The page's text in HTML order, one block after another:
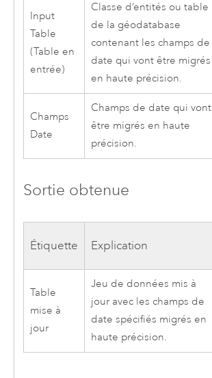
Input
Table
(Table en
entrée)
Classe d’entités ou table
de la géodatabase
contenant les champs de
date qui vont être migrés
en haute précision.
Champs
Date
Champs de date qui vont
être migrés en haute
précision.
Sortie obtenue
Étiquette Explication
Table
mise à
jour
Jeu de données mis à
jour avec les champs de
date spécifiés migrés en
haute précision.